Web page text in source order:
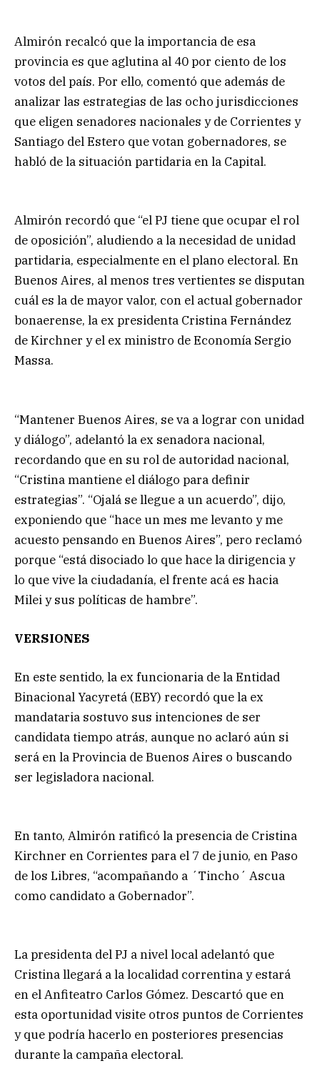
Almirón recalcó que la importancia de esa
provincia es que aglutina al 40 por ciento de los
votos del país. Por ello, comentó que además de
analizar las estrategias de las ocho jurisdicciones
que eligen senadores nacionales y de Corrientes y
Santiago del Estero que votan gobernadores, se
habló de la situación partidaria en la Capital.
Almirón recordó que “el PJ tiene que ocupar el rol
de oposición”, aludiendo a la necesidad de unidad
partidaria, especialmente en el plano electoral. En
Buenos Aires, al menos tres vertientes se disputan
cuál es la de mayor valor, con el actual gobernador
bonaerense, la ex presidenta Cristina Fernández
de Kirchner y el ex ministro de Economía Sergio
Massa.
“Mantener Buenos Aires, se va a lograr con unidad
y diálogo”, adelantó la ex senadora nacional,
recordando que en su rol de autoridad nacional,
“Cristina mantiene el diálogo para definir
estrategias”. “Ojalá se llegue a un acuerdo”, dijo,
exponiendo que “hace un mes me levanto y me
acuesto pensando en Buenos Aires”, pero reclamó
porque “está disociado lo que hace la dirigencia y
lo que vive la ciudadanía, el frente acá es hacia
Milei y sus políticas de hambre”.
VERSIONES
En este sentido, la ex funcionaria de la Entidad
Binacional Yacyretá (EBY) recordó que la ex
mandataria sostuvo sus intenciones de ser
candidata tiempo atrás, aunque no aclaró aún si
será en la Provincia de Buenos Aires o buscando
ser legisladora nacional.
En tanto, Almirón ratificó la presencia de Cristina
Kirchner en Corrientes para el 7 de junio, en Paso
de los Libres, “acompañando a ´Tincho´ Ascua
como candidato a Gobernador”.
La presidenta del PJ a nivel local adelantó que
Cristina llegará a la localidad correntina y estará
en el Anfiteatro Carlos Gómez. Descartó que en
esta oportunidad visite otros puntos de Corrientes
y que podría hacerlo en posteriores presencias
durante la campaña electoral.